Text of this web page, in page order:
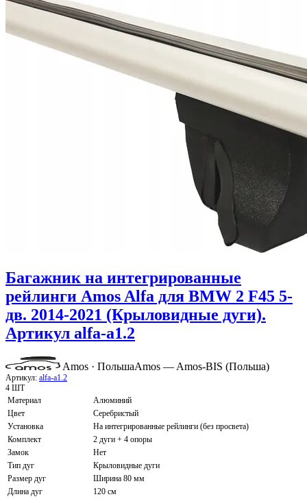
Багажник на интегрированные
рейлинги Amos Alfa для BMW 2 F45 5-
дв. 2014-2021 (Крыловидные дуги).
Артикул alfa-a1.2
Amos · ПольшаAmos — Amos-BIS (Польша)
Артикул: alfa-a1.2
4 ШТ
Материал
Алюминий
Цвет
Серебристый
Установка
На интегрированные рейлинги (без просвета)
Комплект
2 дуги + 4 опоры
Замок
Нет
Тип дуг
Крыловидные дуги
Размер дуг
Ширина 80 мм
Длина дуг
120 см